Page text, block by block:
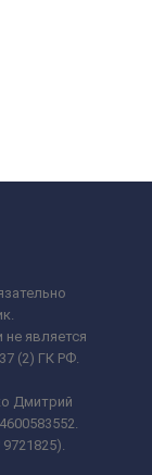
не является
(2) ГК РФ.
Дмитрий